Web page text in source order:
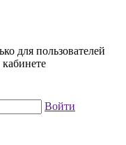
для пользователей
Войти